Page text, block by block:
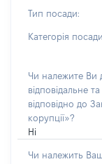
Тип посади:
Категорія
Чи належите Ви
відповідальне
відповідно до
корупції»?
Ні
Чи належить